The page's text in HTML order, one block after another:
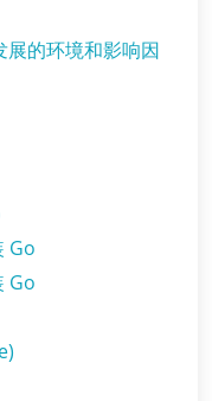
的环境和影响因
Go
Go